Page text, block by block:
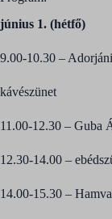
június 1. (hétfő)
9.00-10.30 –
kávészünet
11.00-12.30 – Guba
12.30-14.00 –
14.00-15.30 –